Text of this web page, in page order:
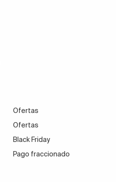
Ofertas
Ofertas
Black Friday
Pago fraccionado